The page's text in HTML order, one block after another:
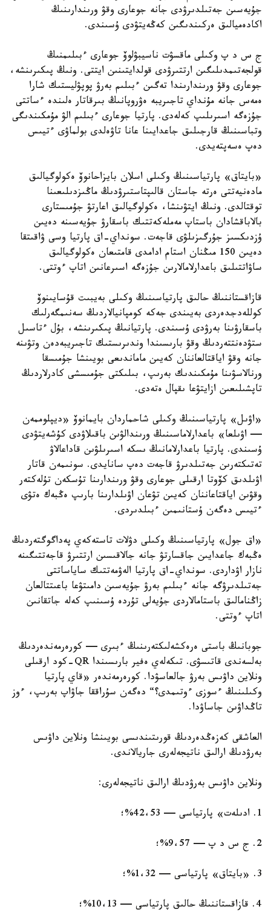
جۇيەسىن جەتىلدىرۋدى جانە جوعارى وقۋ ورىندارىنىڭ
اكادەميالىق ەركىندىگىن كەڭەيتۋدى ۇسىندى.
ج س د پ وكىلى ماقسۋت ناسيبۋلوۆ جوعارى ءبىلىمنىڭ
قولجەتىمدىلىگىن ارتتىرۋدى قولدايتىنىن ايتتى. ونىڭ پىكىرىنشە،
جوعارى وقۋ ورىندارىندا تەگىن ءبىلىم بەرۋ پوپۋليستىك شارا
ەمەس جانە مۇنداي تاجىريبە ەۋروپانىڭ بىرقاتار ەلىندە ءساتتى
جۇزەگە اسىرىلىپ كەلەدى. پارتيا جوعارى ءبىلىم الۋ مۇمكىندىگى
وتباسىنىڭ قارجىلىق جاعدايىنا عانا تاۋەلدى بولماۋى ءتيىس
دەپ ەسەپتەيدى.
«بايتاق» پارتياسىنىڭ وكىلى اسلان بايزاحانوۆ ەكولوگيالىق
مادەنيەتتى ەرتە جاستان قالىپتاستىرۋدىڭ ماڭىزدىلىعىنا
توقتالدى. ونىڭ ايتۋىنشا، ەكولوگيالىق اعارتۋ جۇمىستارى
بالاباقشادان باستاپ مەملەكەتتىك باسقارۋ جۇيەسىنە دەيىن
ۇزدىكسىز جۇرگىزىلۋى قاجەت. سونداي-اق پارتيا وسى ۋاقىتقا
دەيىن 150 مىڭنان استام ادامدى قامتىعان ەكولوگيالىق
ساۋاتتىلىق باعدارلامالارىن جۇزەگە اسىرعانىن اتاپ ءوتتى.
قازاقستاننىڭ حالىق پارتياسىنىڭ وكىلى بەيبىت قۇسايىنوۆ
كوللەدجدەردى بەيىندى جەكە كومپانيالاردىڭ سەنىمگەرلىك
باسقارۋىنا بەرۋدى ۇسىندى. پارتيانىڭ پىكىرىنشە، بۇل ءتاسىل
ستۋدەنتتەردىڭ وقۋ بارىسىندا وندىرىستىك تاجىريبەدەن وتۋىنە
جانە وقۋ اياقتالعاننان كەيىن ماماندىعى بويىنشا جۇمىسقا
ورنالاسۋىنا مۇمكىندىك بەرىپ، بىلىكتى جۇمىسشى كادرلاردىڭ
تاپشىلىعىن ازايتۋعا ىقپال ەتەدى.
«اۋىل» پارتياسىنىڭ وكىلى شاحماردان بايمانوۆ «ديپلوممەن
— اۋىلعا» باعدارلاماسىنىڭ ورىندالۋىن باقىلاۋدى كۇشەيتۋدى
ۇسىندى. پارتيا باعدارلامانىڭ ىسكە اسىرىلۋىن قاداعالاۋ
تەتىكتەرىن جەتىلدىرۋ قاجەت دەپ سانايدى. سونىمەن قاتار
اۋىلدىق كۆوتا ارقىلى جوعارى وقۋ ورىندارىنا تۇسكەن تۇلەكتەر
وقۋىن اياقتاعاننان كەيىن تۋعان اۋىلدارىنا بارىپ ەڭبەك ەتۋى
ءتيىس دەگەن ۇستانىمىن ءبىلدىردى.
«اق جول» پارتياسىنىڭ وكىلى دۋلات تاستەكەي پەداگوگتەردىڭ
ەڭبەك جاعدايىن جاقسارتۋ جانە جالاقىسىن ارتتىرۋ قاجەتتىگىنە
نازار اۋداردى. سونداي-اق پارتيا الەۋمەتتىك ساياساتتى
جەتىلدىرۋگە جانە ءبىلىم بەرۋ جۇيەسىن دامىتۋعا باعىتتالعان
زاڭنامالىق باستامالاردى جۇيەلى تۇردە ۇسىنىپ كەلە جاتقانىن
اتاپ ءوتتى.
جوبانىڭ باستى ەرەكشەلىكتەرىنىڭ ءبىرى — كورەرمەندەردىڭ
بەلسەندى قاتىسۋى. تىكەلەي ەفير بارىسىندا QR-كود ارقىلى
ونلاين داۋىس بەرۋ جالعاسۋدا. كورەرمەندەر «قاي پارتيا
وكىلىنىڭ ءسوزى ءوتىمدى؟“ دەگەن سۇراققا جاۋاپ بەرىپ، ءوز
تاڭداۋىن جاساۋدا.
العاشقى كەزەڭدەردىڭ قورىتىندىسى بويىنشا ونلاين داۋىس
بەرۋدىڭ ارالىق ناتيجەلەرى جاريالاندى.
ونلاين داۋىس بەرۋدىڭ ارالىق ناتيجەلەرى:
1. ادىلەت» پارتياسى — 42،53%؛
2. ج س د پ — 9،57%؛
3. «بايتاق» پارتياسى — 1،32%؛
4. قازاقستاننىڭ حالىق پارتياسى — 10،13%؛